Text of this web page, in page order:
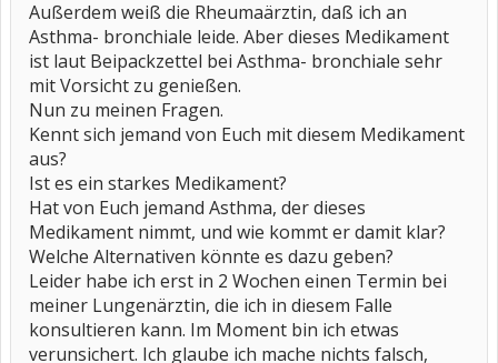
Außerdem weiß die Rheumaärztin, daß ich an
Asthma- bronchiale leide. Aber dieses Medikament
ist laut Beipackzettel bei Asthma- bronchiale sehr
mit Vorsicht zu genießen.
Nun zu meinen Fragen.
Kennt sich jemand von Euch mit diesem Medikament
aus?
Ist es ein starkes Medikament?
Hat von Euch jemand Asthma, der dieses
Medikament nimmt, und wie kommt er damit klar?
Welche Alternativen könnte es dazu geben?
Leider habe ich erst in 2 Wochen einen Termin bei
meiner Lungenärztin, die ich in diesem Falle
konsultieren kann. Im Moment bin ich etwas
verunsichert. Ich glaube ich mache nichts falsch,